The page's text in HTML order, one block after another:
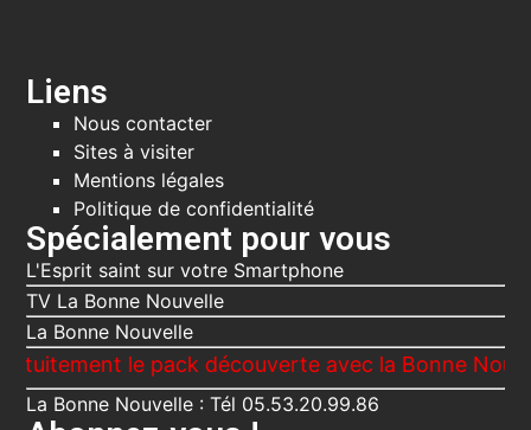
Liens
Nous contacter
Sites à visiter
Mentions légales
Politique de confidentialité
Spécialement pour vous
L'Esprit saint sur votre Smartphone
TV La Bonne Nouvelle
La Bonne Nouvelle
le pack découverte avec la Bonne Nouvelle,
La Bonne Nouvelle : Tél 05.53.20.99.86